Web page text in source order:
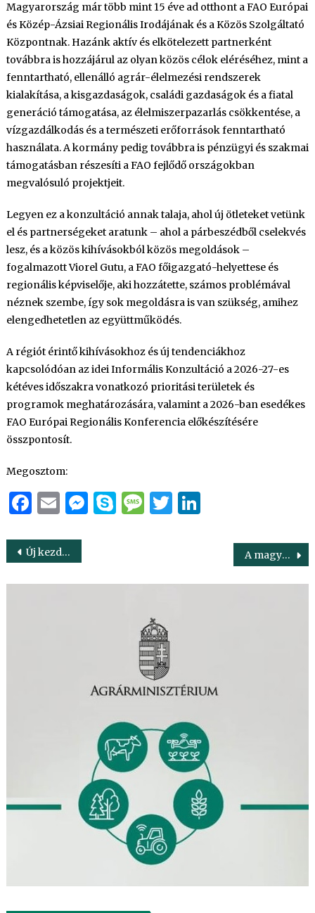
Magyarország már több mint 15 éve ad otthont a FAO Európai
és Közép-Ázsiai Regionális Irodájának és a Közös Szolgáltató
Központnak. Hazánk aktív és elkötelezett partnerként
továbbra is hozzájárul az olyan közös célok eléréséhez, mint a
fenntartható, ellenálló agrár-élelmezési rendszerek
kialakítása, a kisgazdaságok, családi gazdaságok és a fiatal
generáció támogatása, az élelmiszerpazarlás csökkentése, a
vízgazdálkodás és a természeti erőforrások fenntartható
használata. A kormány pedig továbbra is pénzügyi és szakmai
támogatásban részesíti a FAO fejlődő országokban
megvalósuló projektjeit.
Legyen ez a konzultáció annak talaja, ahol új ötleteket vetünk
el és partnerségeket aratunk – ahol a párbeszédből cselekvés
lesz, és a közös kihívásokból közös megoldások –
fogalmazott Viorel Gutu, a FAO főigazgató-helyettese és
regionális képviselője, aki hozzátette, számos problémával
néznek szembe, így sok megoldásra is van szükség, amihez
elengedhetetlen az együttműködés.
A régiót érintő kihívásokhoz és új tendenciákhoz
kapcsolódóan az idei Informális Konzultáció a 2026-27-es
kétéves időszakra vonatkozó prioritási területek és
programok meghatározására, valamint a 2026-ban esedékes
FAO Európai Regionális Konferencia előkészítésére
összpontosít.
Megosztom:
Facebook
Email
Messenger
Skype
Message
Twitter
LinkedIn
Bejegyzés
navigáció
Új kezdet kapujában a magyar-bajor agrárkapcsolatok A magyar erdőgazdálkodás fenntartható, értékőrző és eredményes